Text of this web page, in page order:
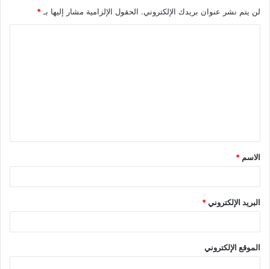
لن يتم نشر عنوان بريدك الإلكتروني. الحقول الإلزامية مشار إليها بـ*
ق
*
الاسم *
البريد الإلكتروني*
الموقع الإلكتروني